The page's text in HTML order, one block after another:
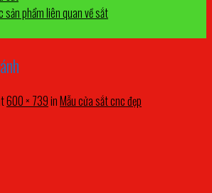
sản phẩm liên quan về sắt
600 × 739inMẫu cửa sắt cnc đẹp